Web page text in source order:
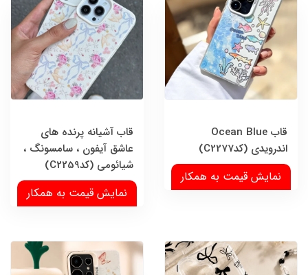
قاب Ocean Blue
اندرویدی (کدC2277)
نمایش قیمت به همکار
قاب آشیانه پرنده های
عاشق آیفون ، سامسونگ ،
شیائومی (کدC2259)
نمایش قیمت به همکار